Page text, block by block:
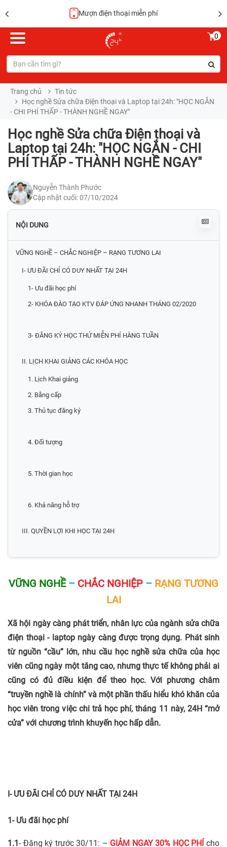
Mượn điện thoại miễn phí
0
Trang chủ
Tin tức
Học nghề Sửa chữa Điện thoại và Laptop tại 24h: "HỌC NGẮN
- CHI PHÍ THẤP - THÀNH NGHỀ NGAY"
Học nghề Sửa chữa Điện thoại và
Laptop tại 24h: "HỌC NGẮN - CHI
PHÍ THẤP - THÀNH NGHỀ NGAY"
Nguyễn Thành Phước
Cập nhật cuối: 07/10/2024
NỘI DUNG
VỮNG NGHỀ – CHẮC NGHIỆP – RẠNG TƯƠNG LAI
I- ƯU ĐÃI CHỈ CÓ DUY NHẤT TẠI 24H
1- Ưu đãi học phí
2- KHÓA ĐÀO TẠO KTV ĐÁP ỨNG NHANH THÁNG 02/2020
3- ĐĂNG KÝ HỌC THỬ MIỄN PHÍ HÀNG TUẦN
II. LỊCH KHAI GIẢNG CÁC KHÓA HỌC
1. Lịch Khai giảng
2. Bằng cấp
3. Thủ tục đăng ký
4. Đối tượng
5. Thời gian học
6. Khả năng hỗ trợ
III. QUYỀN LỢI KHI HỌC TẠI 24H
VỮNG NGHỀ – CHẮC NGHIỆP – RẠNG TƯƠNG
LAI
Xã hội ngày càng phát triển, nhân lực của ngành sửa chữa
điện thoại - laptop ngày càng được trọng dụng. Phát sinh
từ nguồn “cầu” lớn, nhu cầu học nghề sửa chữa của học
viên cũng ngày một tăng cao, nhưng thực tế không phải ai
cũng có đủ điều kiện để theo học. Với phương châm
“truyền nghề là chính” và một phần thấu hiểu khó khăn của
học viên trong việc chi trả học phí, tháng 11 này, 24H “mở
cửa” với chương trình khuyến học hấp dẫn.
I- ƯU ĐÃI CHỈ CÓ DUY NHẤT TẠI 24H
1- Ưu đãi học phí
1.1- Đăng ký trước 30/11: – GIẢM NGAY 30% HỌC PHÍ cho